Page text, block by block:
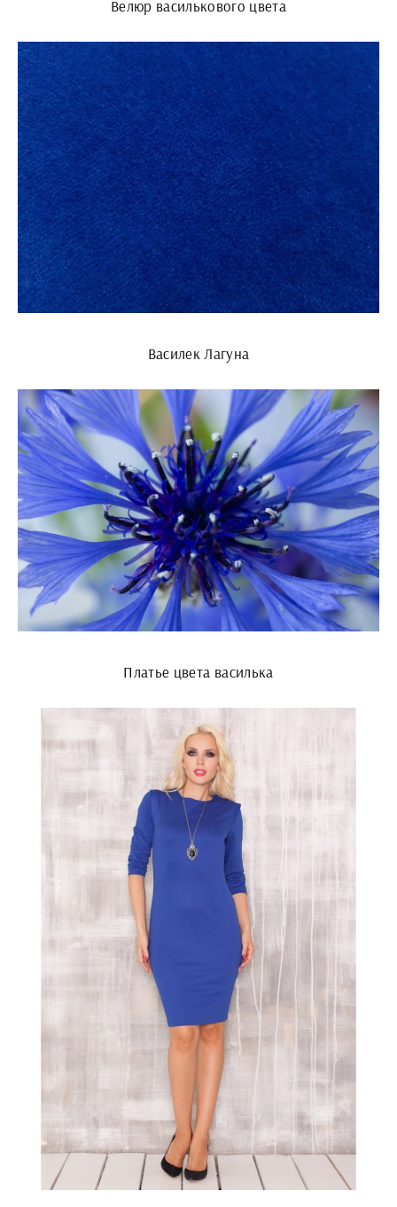
Велюр василькового цвета
Василек Лагуна
Платье цвета василька